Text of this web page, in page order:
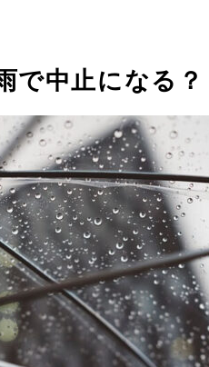
で中止になる？